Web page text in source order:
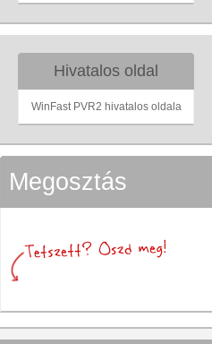
Hivatalos oldal
WinFast PVR2 hivatalos oldala
Megosztás